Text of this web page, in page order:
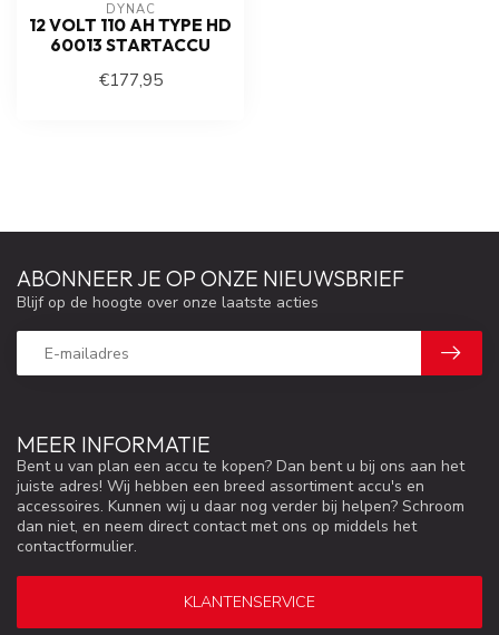
DYNAC
12 VOLT 110 AH TYPE HD
60013 STARTACCU
€177,95
MEER INFORMATIE
Bent u van plan een accu te kopen? Dan bent u bij ons aan het
juiste adres! Wij hebben een breed assortiment accu's en
accessoires. Kunnen wij u daar nog verder bij helpen? Schroom
dan niet, en neem direct contact met ons op middels het
contactformulier.
KLANTENSERVICE
ABONNEER JE OP ONZE NIEUWSBRIEF
Blijf op de hoogte over onze laatste acties